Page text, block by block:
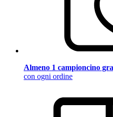
Almeno 1 campioncino
con ogni ordine